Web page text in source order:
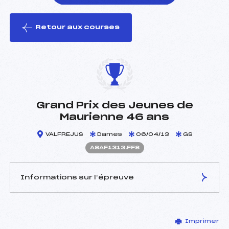
le ski
Retour aux courses
Grand Prix des Jeunes de
Maurienne 46 ans
VALFREJUS Dames 06/04/13 GS
ASAF1313.FFS
Informations sur l’épreuve
BELLISSAND PATRICK ()
Imprimer